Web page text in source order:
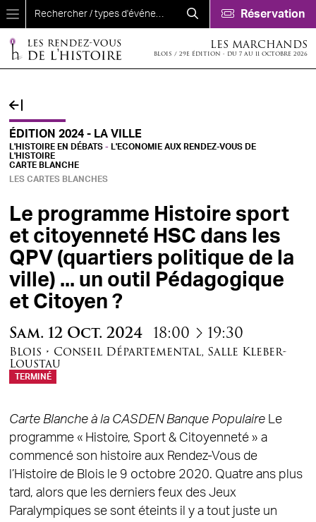
Aller au contenu principal
Réservation
LES MARCHANDS
BLOIS / 29E ÉDITION - DU 7 AU 11 OCTOBRE 2026
ÉDITION 2024 - LA VILLE
L'HISTOIRE EN DÉBATS -
L'ECONOMIE AUX RENDEZ-VOUS DE
L'HISTOIRE
CARTE BLANCHE
LES CARTES BLANCHES
Le programme Histoire sport
et citoyenneté HSC dans les
QPV (quartiers politique de la
ville) ... un outil Pédagogique
et Citoyen ?
Sam. 12 Oct. 2024 18:00 à19:30
Blois • Conseil Départemental, Salle Kleber-
Loustau
TERMINÉ
Carte Blanche à la CASDEN Banque PopulaireLe
programme « Histoire, Sport & Citoyenneté » a
commencé son histoire aux Rendez-Vous de
l’Histoire de Blois le 9 octobre 2020. Quatre ans plus
tard, alors que les derniers feux des Jeux
Paralympiques se sont éteints il y a tout juste un